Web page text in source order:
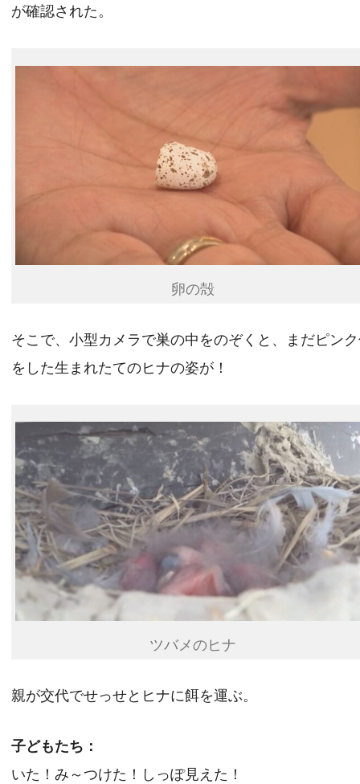
が確認された。
卵の殻
そこで、小型カメラで巣の中をのぞくと、まだピン
をした生まれたてのヒナの姿が！
ツバメのヒナ
親が交代でせっせとヒナに餌を運ぶ。
子どもたち：
いた！み～つけた！しっぽ見えた！